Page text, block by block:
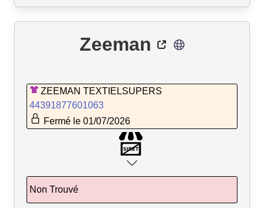
Zeeman
ZEEMAN TEXTIELSUPERS
44391877601063
Fermé le 01/07/2026
Non Trouvé